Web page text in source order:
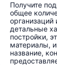
Получите
общее
детальные
постройки,
материалы,
название,